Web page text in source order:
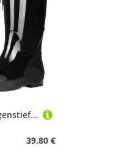
RegenstiefelHerren-Regenstiefel, wasserdicht, Mittelrohr, Küche, Autowäsche, Angeln, rutschfeste Herren-Gummischuhe Für Industrie Handwerk(42)
39,80 €